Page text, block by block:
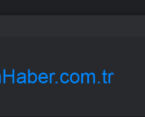
savcının evinde ölü bulundu!